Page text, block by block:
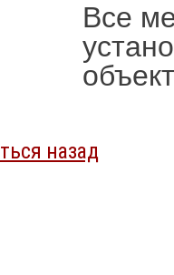
Все
назад